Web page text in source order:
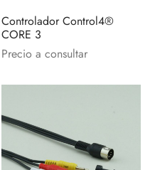
Controlador Control4®
CORE 3
Precio a consultar